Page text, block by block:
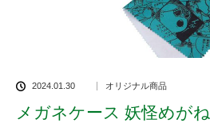
2024.01.30 オリジナル商品
メガネケース 妖怪めがね